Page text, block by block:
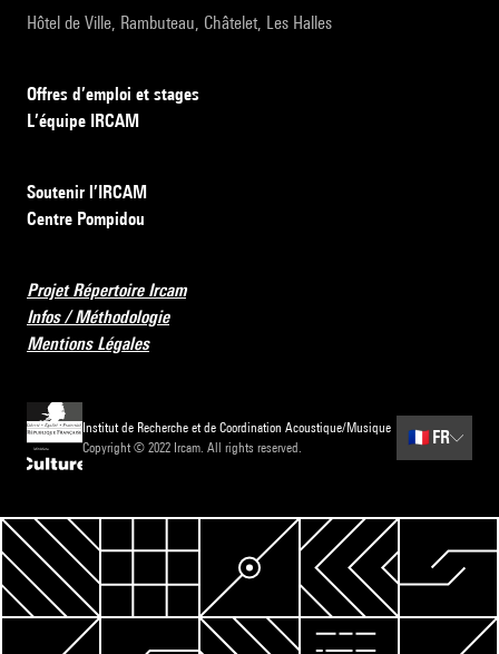
Hôtel de Ville, Rambuteau, Châtelet, Les Halles
Offres d’emploi et stages
L’équipe IRCAM
Soutenir l’IRCAM
Centre Pompidou
Projet Répertoire Ircam
Infos / Méthodologie
Mentions Légales
Institut de Recherche et de Coordination Acoustique/Musique
Copyright © 2022 Ircam. All rights reserved.
🇫🇷 FR